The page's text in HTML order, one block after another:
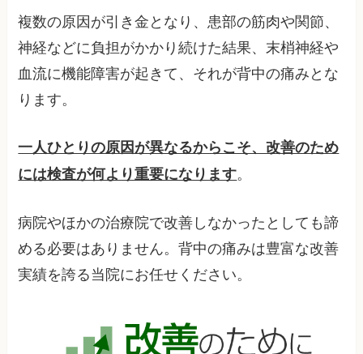
複数の原因が引き金となり、患部の筋肉や関節、
神経などに負担がかかり続けた結果、末梢神経や
血流に機能障害が起きて、それが背中の痛みとな
ります。
一人ひとりの原因が異なるからこそ、改善のため
には検査が何より重要になります。
病院やほかの治療院で改善しなかったとしても諦
める必要はありません。背中の痛みは豊富な改善
実績を誇る当院にお任せください。